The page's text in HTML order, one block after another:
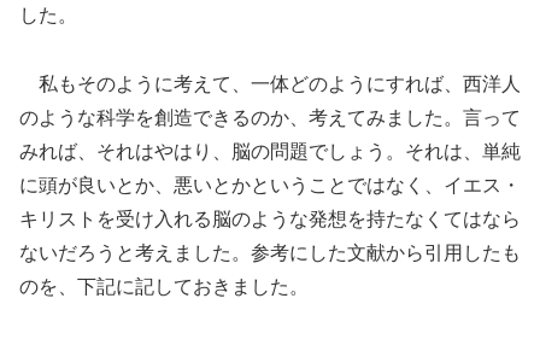
した。
私もそのように考えて、一体どのようにすれば、西洋人
のような科学を創造できるのか、考えてみました。言って
みれば、それはやはり、脳の問題でしょう。それは、単純
に頭が良いとか、悪いとかということではなく、イエス・
キリストを受け入れる脳のような発想を持たなくてはなら
ないだろうと考えました。参考にした文献から引用したも
のを、下記に記しておきました。